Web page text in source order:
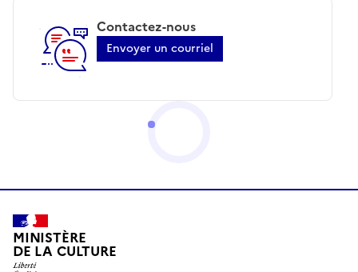
Contactez-nous
Envoyer un courriel
MINISTÈRE
DE LA CULTURE